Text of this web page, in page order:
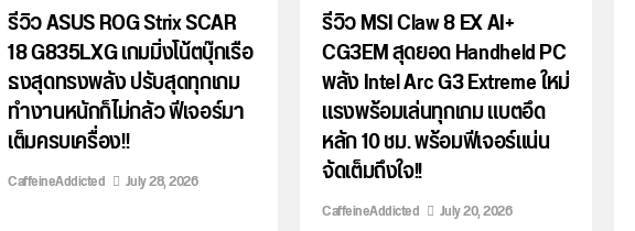
รีวิว ASUS ROG Strix SCAR
18 G835LXG เกมมิ่งโน้ตบุ๊กเรือ
ธงสุดทรงพลัง ปรับสุดทุกเกม
ทำงานหนักก็ไม่กลัว ฟีเจอร์มา
เต็มครบเครื่อง!!
CaffeineAddicted July 28, 2026
รีวิว MSI Claw 8 EX AI+
CG3EM สุดยอด Handheld PC
พลัง Intel Arc G3 Extreme ใหม่
แรงพร้อมเล่นทุกเกม แบตอึด
หลัก 10 ชม. พร้อมฟีเจอร์แน่น
จัดเต็มถึงใจ!!
CaffeineAddicted July 20, 2026